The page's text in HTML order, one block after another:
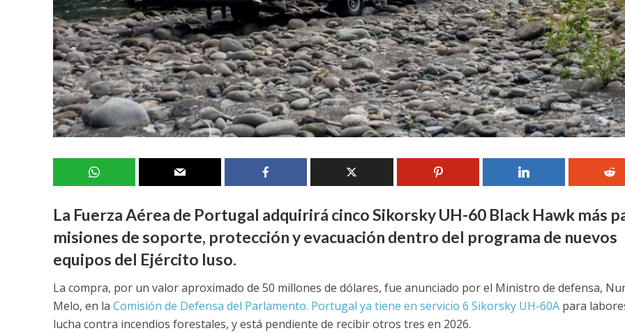
La Fuerza Aérea de Portugal adquirirá cinco Sikorsky UH-60 Black Hawk más
misiones de soporte, protección y evacuación dentro del programa de nuevos
equipos del Ejército luso.
La compra, por un valor aproximado de 50 millones de dólares, fue anunciado por el Ministro de defensa,
Melo, en la Comisión de Defensa del Parlamento. Portugal ya tiene en servicio 6 Sikorsky UH-60A para
lucha contra incendios forestales, y está pendiente de recibir otros tres en 2026.